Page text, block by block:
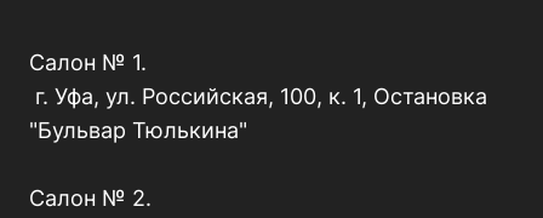
Салон № 1.
г. Уфа, ул. Российская, 100, к. 1, Остановка
"Бульвар Тюлькина"
Салон № 2.